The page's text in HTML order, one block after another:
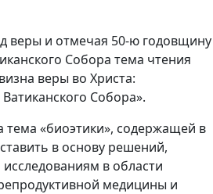
веры и отмечая 50-ю годовщину
Собора тема чтения
веры во Христа:
Собора».
тема «биоэтики», содержащей в
в основу решений,
в области
медицины и